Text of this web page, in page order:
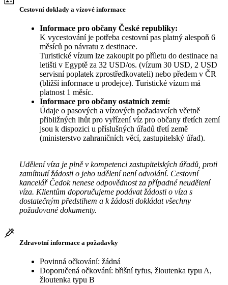
Cestovní doklady a vízové informace
Informace pro občany České republiky:
K vycestování je potřeba cestovní pas platný alespoň 6
měsíců po návratu z destinace.
Turistické vízum lze zakoupit po příletu do destinace na
letišti v Egyptě za 32 USD/os. (vízum 30 USD, 2 USD
servisní poplatek zprostředkovateli) nebo předem v ČR
(bližší informace u prodejce). Turistické vízum má
platnost 1 měsíc.
Informace pro občany ostatních zemí:
Údaje o pasových a vízových požadavcích včetně
přibližných lhůt pro vyřízení víz pro občany třetích zemí
jsou k dispozici u příslušných úřadů třetí země
(ministerstvo zahraničních věcí, zastupitelský úřad).
Udělení víza je plně v kompetenci zastupitelských úřadů, proti
zamítnutí žádosti o jeho udělení není odvolání. Cestovní
kancelář Čedok nenese odpovědnost za případné neudělení
víza. Klientům doporučujeme podávat žádosti o víza s
dostatečným předstihem a k žádosti dokládat všechny
požadované dokumenty.
Zdravotní informace a požadavky
Povinná očkování: žádná
Doporučená očkování: břišní tyfus, žloutenka typu A,
žloutenka typu B